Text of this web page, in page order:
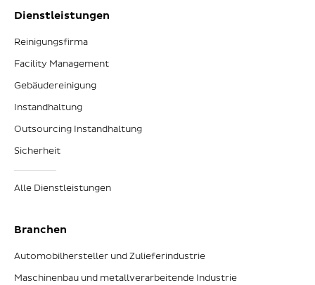
Dienstleistungen
Reinigungsfirma
Facility Management
Gebäudereinigung
Instandhaltung
Outsourcing Instandhaltung
Sicherheit
Alle Dienstleistungen
Branchen
Automobilhersteller und Zulieferindustrie
Maschinenbau und metallverarbeitende Industrie